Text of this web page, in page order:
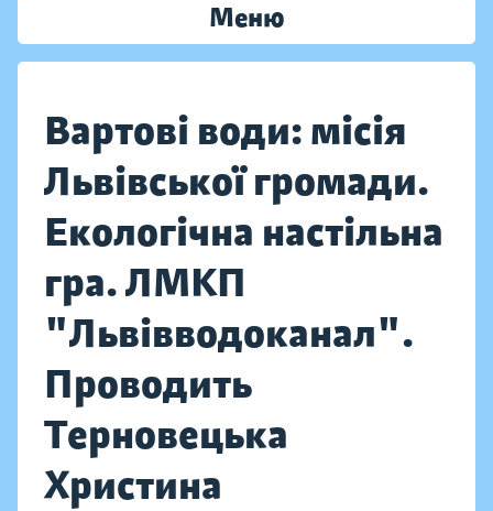
Меню
Вартові води: місія
Львівської громади.
Екологічна настільна
гра. ЛМКП
"Львівводоканал".
Проводить
Терновецька
Христина